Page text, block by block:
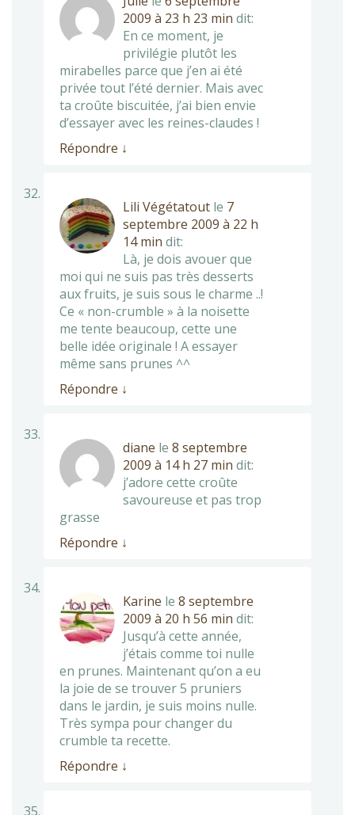
2009 à 23 h 23 min dit:
En ce moment, je
privilégie plutôt les
mirabelles parce que j’en ai été
privée tout l’été dernier. Mais avec
ta croûte biscuitée, j’ai bien envie
d’essayer avec les reines-claudes !
Répondre ↓
Lili Végétatout le 7
septembre 2009 à 22 h
14 min dit:
Là, je dois avouer que
moi qui ne suis pas très desserts
aux fruits, je suis sous le charme ..!
Ce « non-crumble » à la noisette
me tente beaucoup, cette une
belle idée originale ! A essayer
même sans prunes ^^
Répondre ↓
diane le 8 septembre
2009 à 14 h 27 min dit:
j’adore cette croûte
savoureuse et pas trop
grasse
Répondre ↓
Karine le 8 septembre
2009 à 20 h 56 min dit:
Jusqu’à cette année,
j’étais comme toi nulle
en prunes. Maintenant qu’on a eu
la joie de se trouver 5 pruniers
dans le jardin, je suis moins nulle.
Très sympa pour changer du
crumble ta recette.
Répondre ↓